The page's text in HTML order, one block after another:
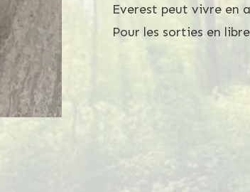
Everest peut vivre en
Pour les sorties en